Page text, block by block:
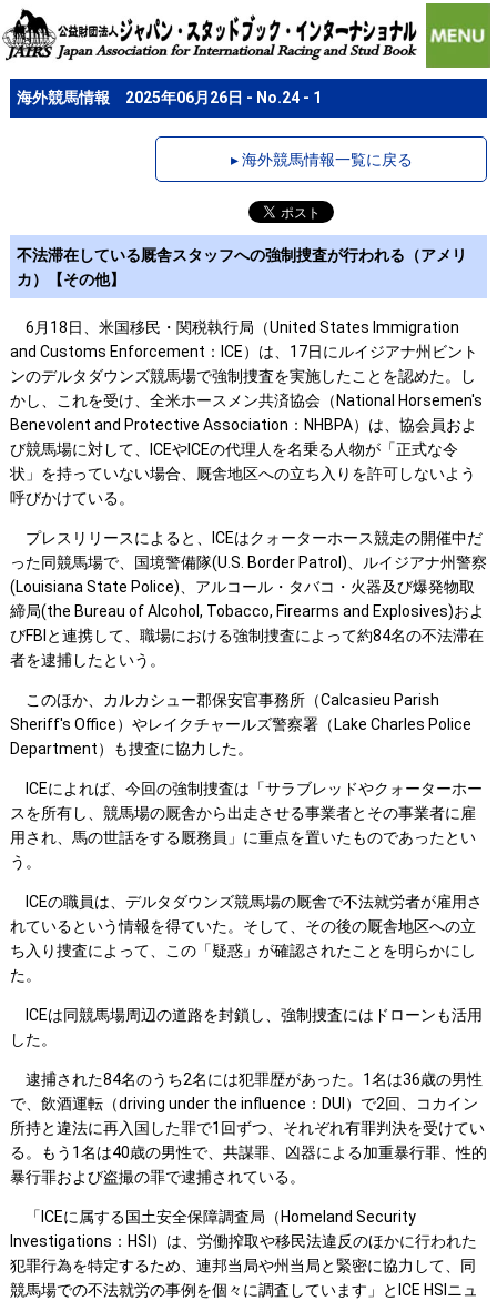
海外競馬情報 2025年06月26日 - No.24 - 1
▸ 海外競馬情報一覧に戻る
不法滞在している厩舎スタッフへの強制捜査が行われる（アメリ
カ）【その他】
6月18日、米国移民・関税執行局（United States Immigration
and Customs Enforcement：ICE）は、17日にルイジアナ州ビント
ンのデルタダウンズ競馬場で強制捜査を実施したことを認めた。し
かし、これを受け、全米ホースメン共済協会（National Horsemen's
Benevolent and Protective Association：NHBPA）は、協会員およ
び競馬場に対して、ICEやICEの代理人を名乗る人物が「正式な令
状」を持っていない場合、厩舎地区への立ち入りを許可しないよう
呼びかけている。
プレスリリースによると、ICEはクォーターホース競走の開催中だ
った同競馬場で、国境警備隊(U.S. Border Patrol)、ルイジアナ州警察
(Louisiana State Police)、アルコール・タバコ・火器及び爆発物取
締局(the Bureau of Alcohol, Tobacco, Firearms and Explosives)およ
びFBIと連携して、職場における強制捜査によって約84名の不法滞在
者を逮捕したという。
このほか、カルカシュー郡保安官事務所（Calcasieu Parish
Sheriff's Office）やレイクチャールズ警察署（Lake Charles Police
Department）も捜査に協力した。
ICEによれば、今回の強制捜査は「サラブレッドやクォーターホー
スを所有し、競馬場の厩舎から出走させる事業者とその事業者に雇
用され、馬の世話をする厩務員」に重点を置いたものであったとい
う。
ICEの職員は、デルタダウンズ競馬場の厩舎で不法就労者が雇用さ
れているという情報を得ていた。そして、その後の厩舎地区への立
ち入り捜査によって、この「疑惑」が確認されたことを明らかにし
た。
ICEは同競馬場周辺の道路を封鎖し、強制捜査にはドローンも活用
した。
逮捕された84名のうち2名には犯罪歴があった。1名は36歳の男性
で、飲酒運転（driving under the influence：DUI）で2回、コカイン
所持と違法に再入国した罪で1回ずつ、それぞれ有罪判決を受けてい
る。もう1名は40歳の男性で、共謀罪、凶器による加重暴行罪、性的
暴行罪および盗撮の罪で逮捕されている。
「ICEに属する国土安全保障調査局（Homeland Security
Investigations：HSI）は、労働搾取や移民法違反のほかに行われた
犯罪行為を特定するため、連邦当局や州当局と緊密に協力して、同
競馬場での不法就労の事例を個々に調査しています」とICE HSIニュ